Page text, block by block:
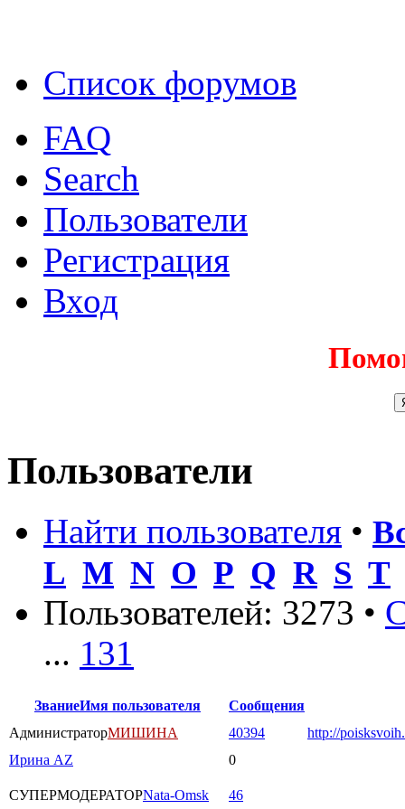
Список форумов
FAQ
Search
Пользователи
Регистрация
Вход
Пользователи
Найти пользователя •
L M N O P Q R S T
Пользователей: 3273 •
... 131
ЗваниеИмя пользователя
Сообщения
АдминистраторМИШИНА 40394
http://
Ирина AZ
0
СУПЕРМОДЕРАТОРNata-Omsk
46